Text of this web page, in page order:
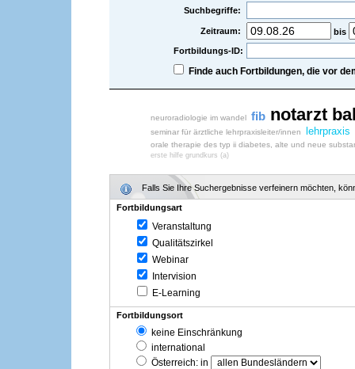
Suchbegriffe:
Zeitraum:
bis
Fortbildungs-ID:
Finde auch Fortbildungen, die vor
neuroradiologie im wandel fib notarzt
seminar für ärztliche lehrpraxisleiter/innen lehrpraxis
orale therapie des typ ii diabetes, alte und neue
erste hilfe grundkurs (a)
Falls Sie Ihre Suchergebnisse verfeinern möchten,
Fortbildungsart
Veranstaltung
Qualitätszirkel
Webinar
Intervision
E-Learning
Fortbildungsort
keine Einschränkung
international
Österreich: in